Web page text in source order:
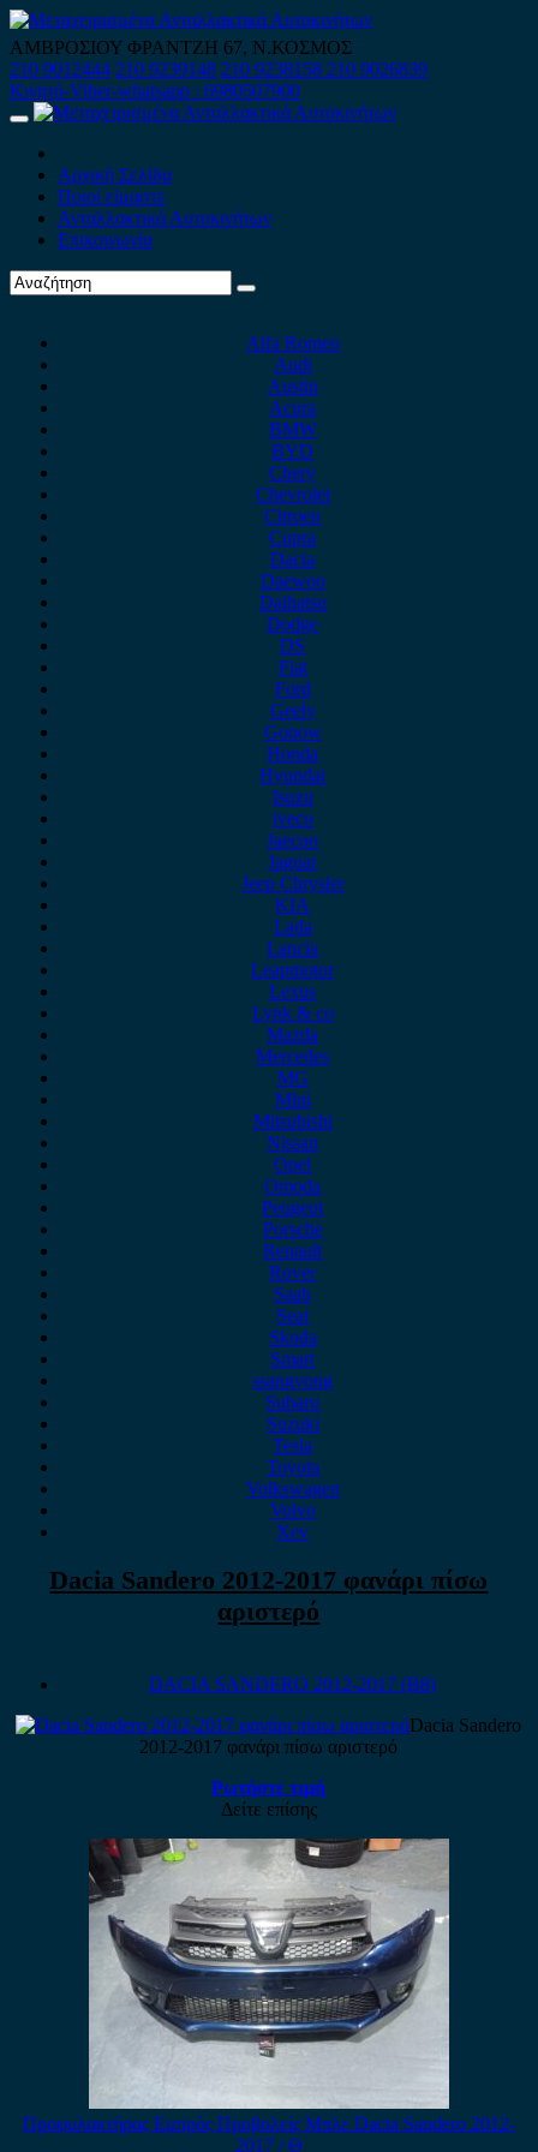
Skip
to
content
ΑΜΒΡΟΣΙΟΥ ΦΡΑΝΤΖΗ 67, Ν.ΚΟΣΜΟΣ
210 9012444 210 9239148 210 9238158 210 9026839
Κινητό-Viber-whatsapp : 6980507900
Primary
Αρχική Σελίδα
Ποιοί είμαστε
Ανταλλακτικά Αυτοκινήτων
Επικοινωνία
Alfa Romeo
Audi
Austin
Acura
BMW
BYD
Chery
Chevrolet
Citroen
Cupra
Dacia
Daewoo
Daihatsu
Dodge
DS
Fiat
Ford
Geely
Gonow
Honda
Hyundai
Isuzu
iveco
Jaecoo
Jaguar
Jeep Chrysler
KIA
Lada
Lancia
Leapmotor
Lexus
Lynk & co
Mazda
Mercedes
MG
Mini
Mitsubishi
Nissan
Opel
Omoda
Peugeot
Porsche
Renault
Rover
Saab
Seat
Skoda
Smart
ssangyong
Subaru
Suzuki
Tesla
Toyota
Volkswagen
Volvo
Xev
Dacia Sandero 2012-2017 φανάρι πίσω
αριστερό
DACIA SANDERO 2012-2017 (B8)
Dacia Sandero
2012-2017 φανάρι πίσω αριστερό
Ρωτήστε τιμή
Δείτε επίσης
Προφυλακτήρας Εμπρός Προβολείς Μπλε Dacia Sandero 2012-
2017 / Θ